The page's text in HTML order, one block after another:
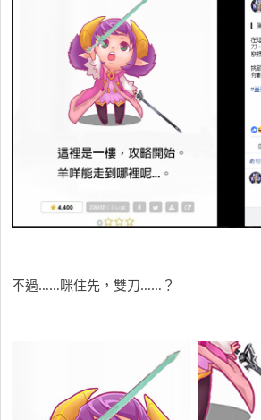
不過……咪住先，雙刀……？